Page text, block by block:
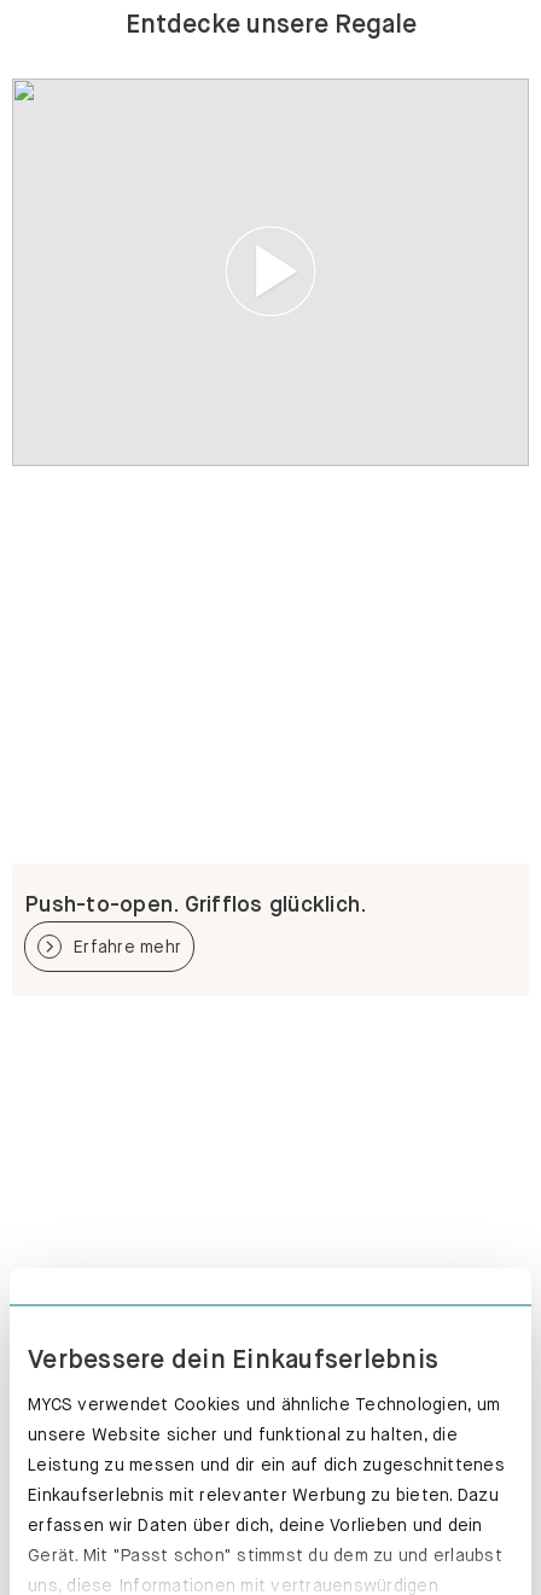
Verbessere dein Einkaufserlebnis
MYCS verwendet Cookies und ähnliche Technologien, um
unsere Website sicher und funktional zu halten, die
Leistung zu messen und dir ein auf dich zugeschnittenes
Einkaufserlebnis mit relevanter Werbung zu bieten. Dazu
erfassen wir Daten über dich, deine Vorlieben und dein
Gerät. Mit "Passt schon" stimmst du dem zu und erlaubst
uns, diese Informationen mit vertrauenswürdigen
Entdecke unsere Regale
Push-to-open. Grifflos glücklich.
Schubladenkästen. Stabil mit Stil.
Erfahre mehr